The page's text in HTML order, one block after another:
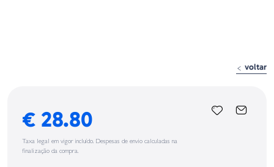
voltar
€ 28.80
Taxa legal em vigor incluído. Despesas de envio calculadas na
finalização da compra.